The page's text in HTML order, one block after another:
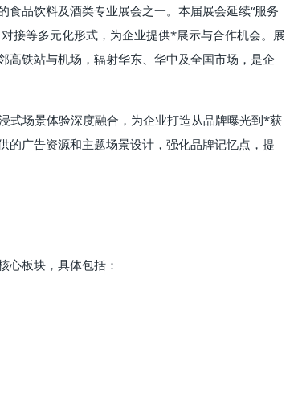
品饮料及酒类专业展会之一。本届展会延续“服务
接等多元化形式，为企业提供*展示与合作机会。展
高铁站与机场，辐射华东、华中及全国市场，是企
式场景体验深度融合，为企业打造从品牌曝光到*获
的广告资源和主题场景设计，强化品牌记忆点，提
心板块，具体包括：